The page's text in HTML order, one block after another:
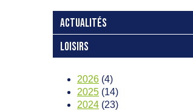
ACTUALITÉS
LOISIRS
2026 (4)
2025 (14)
2024 (23)